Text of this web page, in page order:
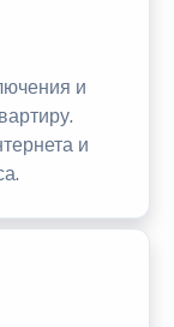
и
и